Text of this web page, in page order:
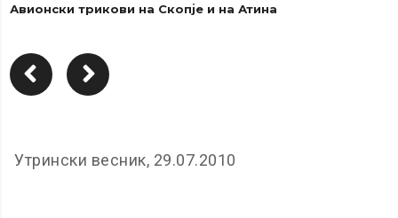
Авионски трикови на Скопје и на Атина
Утрински весник, 29.07.2010